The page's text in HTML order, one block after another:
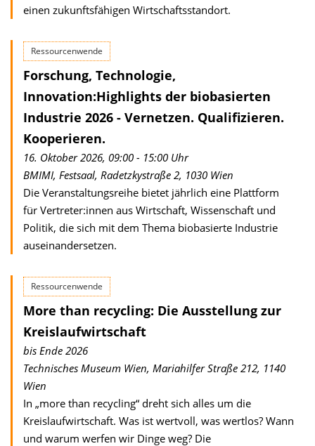
einen zukunftsfähigen Wirtschaftsstandort.
Ressourcenwende
Forschung, Technologie,
Innovation:Highlights der biobasierten
Industrie 2026 - Vernetzen. Qualifizieren.
Kooperieren.
16. Oktober 2026, 09:00 - 15:00 Uhr
BMIMI, Festsaal, Radetzkystraße 2, 1030 Wien
Die Veranstaltungsreihe bietet jährlich eine Plattform
für Vertreter:innen aus Wirtschaft, Wissenschaft und
Politik, die sich mit dem Thema biobasierte Industrie
auseinandersetzen.
Ressourcenwende
More than recycling: Die Ausstellung zur
Kreislaufwirtschaft
bis Ende 2026
Technisches Museum Wien, Mariahilfer Straße 212, 1140
Wien
In „more than recycling“ dreht sich alles um die
Kreislaufwirtschaft. Was ist wertvoll, was wertlos? Wann
und warum werfen wir Dinge weg? Die